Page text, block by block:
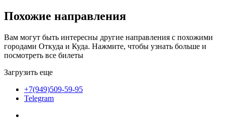
Похожие направления
Вам могут быть интересны другие направления с похожими
городами Откуда и Куда. Нажмите, чтобы узнать больше и
посмотреть все билеты
Загрузить еще
+7(949)509-59-95
Telegram